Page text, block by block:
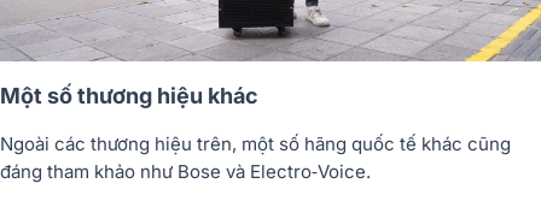
Một số thương hiệu khác
Ngoài các thương hiệu trên, một số hãng quốc tế khác cũng
đáng tham khảo như Bose và Electro‑Voice.